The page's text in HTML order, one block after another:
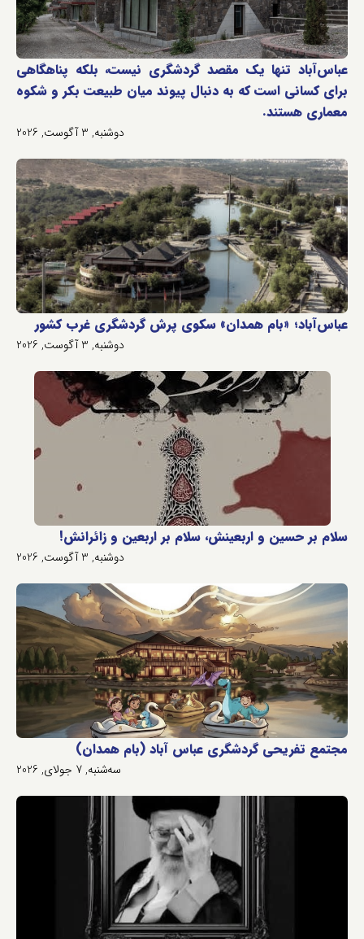
عباس‌آباد تنها یک مقصد گردشگری نیست، بلکه پناهگاهی
برای کسانی است که به دنبال پیوند میان طبیعت بکر و شکوه
معماری هستند.
دوشنبه, 3 آگوست, 2026
عباس‌آباد؛ «بام همدان» سکوی پرش گردشگری غرب کشور
دوشنبه, 3 آگوست, 2026
سلام بر حسین و اربعینش، سلام بر اربعین و زائرانش!
دوشنبه, 3 آگوست, 2026
مجتمع تفریحی گردشگری عباس آباد (بام همدان)
سه‌شنبه, 7 جولای, 2026